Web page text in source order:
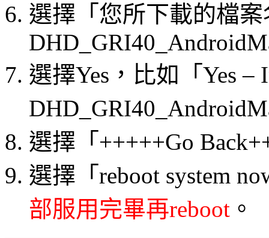
選擇「您所下載的檔
選擇Yes，比如「Yes –
選擇「+++++Go
選擇「reboot system
部服用完畢再reboot 。